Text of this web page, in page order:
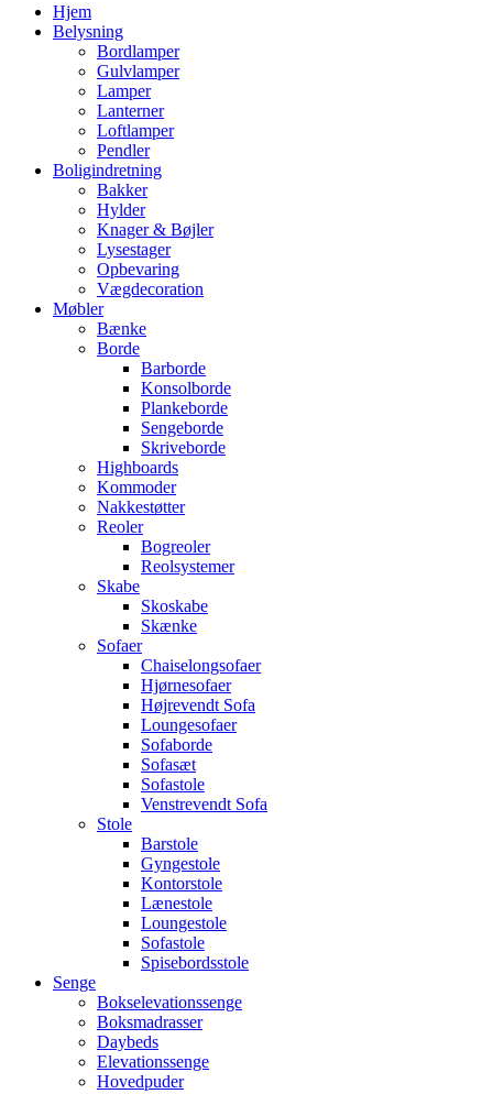
Hjem
Belysning
Bordlamper
Gulvlamper
Lamper
Lanterner
Loftlamper
Pendler
Boligindretning
Bakker
Hylder
Knager & Bøjler
Lysestager
Opbevaring
Vægdecoration
Møbler
Bænke
Borde
Barborde
Konsolborde
Plankeborde
Sengeborde
Skriveborde
Highboards
Kommoder
Nakkestøtter
Reoler
Bogreoler
Reolsystemer
Skabe
Skoskabe
Skænke
Sofaer
Chaiselongsofaer
Hjørnesofaer
Højrevendt Sofa
Loungesofaer
Sofaborde
Sofasæt
Sofastole
Venstrevendt Sofa
Stole
Barstole
Gyngestole
Kontorstole
Lænestole
Loungestole
Sofastole
Spisebordsstole
Senge
Bokselevationssenge
Boksmadrasser
Daybeds
Elevationssenge
Hovedpuder